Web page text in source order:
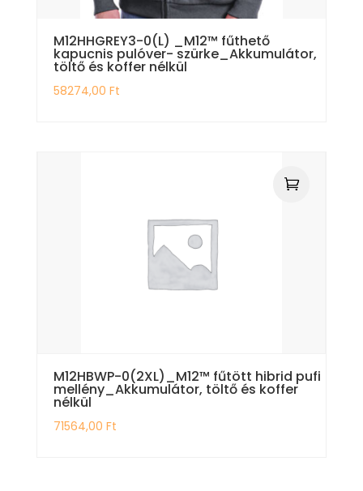
M12HHGREY3-0(L) _M12™ fűthető
kapucnis pulóver- szürke_Akkumulátor,
töltő és koffer nélkül
58274,00 Ft
M12HBWP-0(2XL)_M12™ fűtött hibrid pufi
mellény_Akkumulátor, töltő és koffer
nélkül
71564,00 Ft